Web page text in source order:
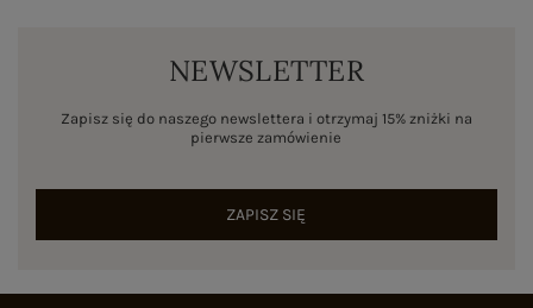
NEWSLETTER
Zapisz się do naszego newslettera i otrzymaj 15% zniżki na
pierwsze zamówienie
ZAPISZ SIĘ